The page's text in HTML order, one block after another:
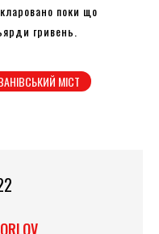
поки що
гривень.
МІСТ